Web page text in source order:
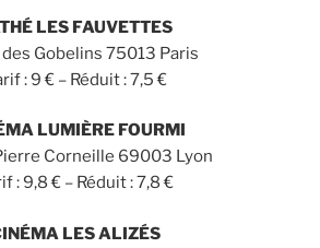
LES FAUVETTES
des Gobelins 75013 Paris
: 9 € – Réduit : 7,5 €
LUMIÈRE FOURMI
Corneille 69003 Lyon
: 9,8 € – Réduit : 7,8 €
LES ALIZÉS